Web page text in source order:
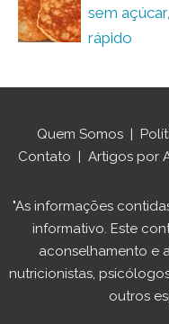
sem
rápido
Quem Somos |
Contato | Artigos por
"As informações
informativo. Este
aconselhamento e
nutricionistas,
outros